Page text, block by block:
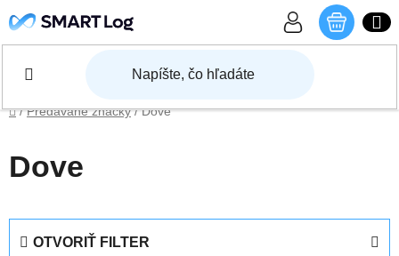
Domov
/ Predávané značky / Dove
Dove
OTVORIŤ FILTER